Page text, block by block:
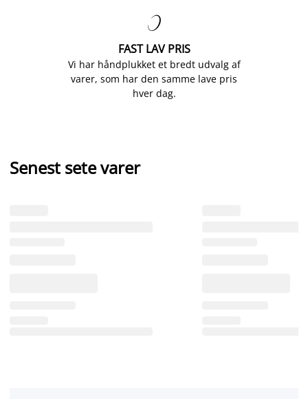

FAST LAV PRIS
Vi har håndplukket et bredt udvalg af
varer, som har den samme lave pris
hver dag.
Senest sete varer